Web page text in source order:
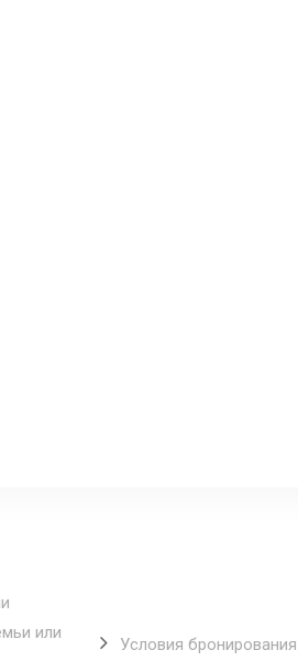
или
Условия бронирования